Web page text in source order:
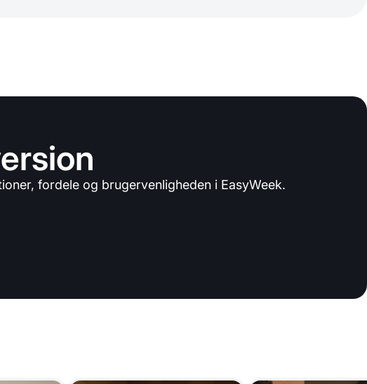
fordele og brugervenligheden i EasyWeek.